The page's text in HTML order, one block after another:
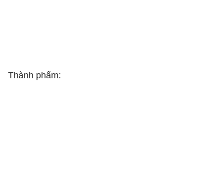
Thành phẩm: